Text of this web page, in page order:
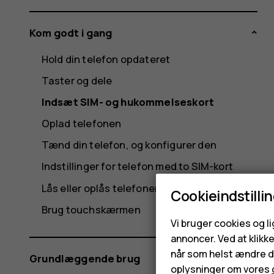
Kom godt i gang
Hold din telefon opdateret
Taster og dele
Indsæt SIM- og hukommelseskort
Oplad telefonen
Tænd din telefon, og konfigurer den
Indstillinger for telefon med to SIM-kort
Lås eller oplås telefonen
Brug touchskærmen
Grundlæggende brug
Vi bruger cookies og
annoncer. Ved at
når som helst ændre
oplysninger om vores